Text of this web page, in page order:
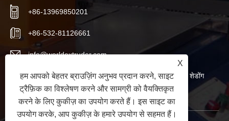
+86-13969850201
+86-532-81126661
info@worldextruder.com
नुओज़ुआंग, सानलिहे कार्यालय, जियाओझोउ शहर, क़िंगदाओ शहर, शेडोंग
प्रांत, चीन
X
हम आपको बेहतर ब्राउज़िंग अनुभव प्रदान करने, साइट
ट्रैफ़िक का विश्लेषण करने और सामग्री को वैयक्तिकृत
करने के लिए कुकीज़ का उपयोग करते हैं। इस साइट का
उपयोग करके, आप कुकीज़ के हमारे उपयोग से सहमत हैं।